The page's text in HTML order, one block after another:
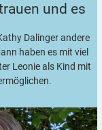
und es
Dalinger andere
haben es mit viel
Leonie als Kind mit